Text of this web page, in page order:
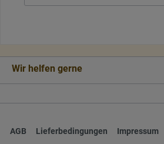
Wir helfen gerne
AGB Lieferbedingungen Impressum